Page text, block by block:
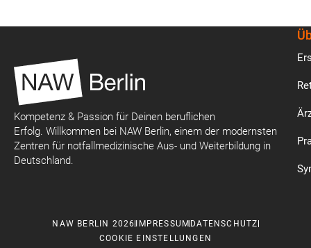
Kompetenz & Passion für Deinen beruflichen
Erfolg. Willkommen bei NAW Berlin, einem der modernsten
Zentren für notfallmedizinische Aus- und Weiterbildung in
Deutschland.
NAW BERLIN 2026 IMPRESSUMDATENSCHUTZ
COOKIE EINSTELLUNGEN